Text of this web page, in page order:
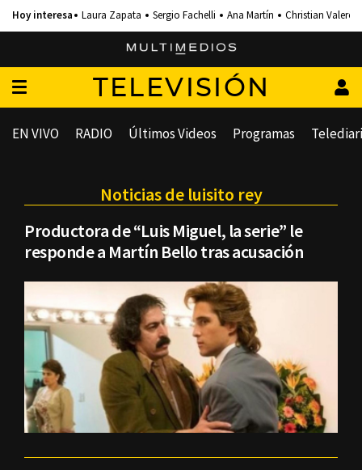
Laura Zapata Sergio Fachelli Ana Martín Christian Valero
TELEVISIÓN
EN VIVO RADIO Últimos Videos Programas
Noticias de luisito rey
Productora de “Luis Miguel, la serie” le
responde a Martín Bello tras acusación